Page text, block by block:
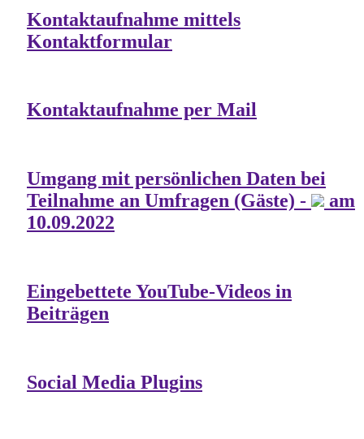
Kontaktaufnahme mittels
Kontaktformular
Kontaktaufnahme per Mail
Umgang mit persönlichen Daten bei
Teilnahme an Umfragen (Gäste) -
am
10.09.2022
Eingebettete YouTube-Videos in
Beiträgen
Social Media Plugins